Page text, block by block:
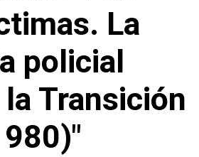
La
policial
Transición